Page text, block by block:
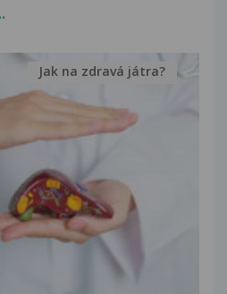
Jak na zdravá játra?